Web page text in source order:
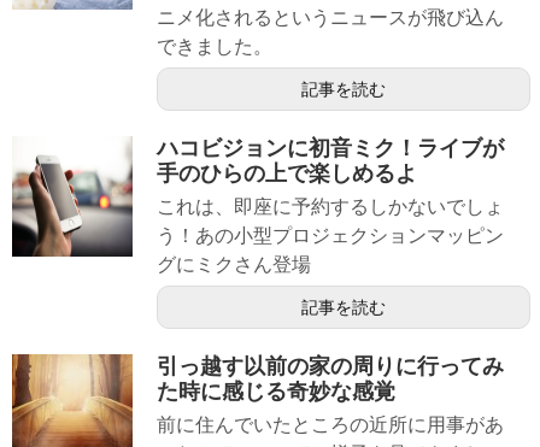
ニメ化されるというニュースが飛び込ん
できました。
記事を読む
ハコビジョンに初音ミク！ライブが
手のひらの上で楽しめるよ
これは、即座に予約するしかないでしょ
う！あの小型プロジェクションマッピン
グにミクさん登場
記事を読む
引っ越す以前の家の周りに行ってみ
た時に感じる奇妙な感覚
前に住んでいたところの近所に用事があ